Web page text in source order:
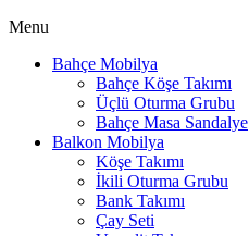
Menu
Bahçe Mobilya
Bahçe Köşe Takımı
Üçlü Oturma Grubu
Bahçe Masa Sandalye
Balkon Mobilya
Köşe Takımı
İkili Oturma Grubu
Bank Takımı
Çay Seti